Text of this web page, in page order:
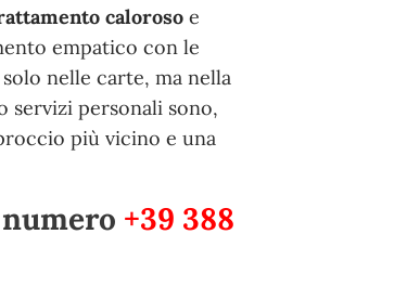
caloroso e
empatico con le
nelle carte, ma nella
servizi personali sono,
più vicino e una
+39 388